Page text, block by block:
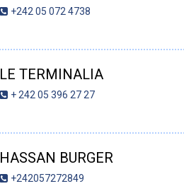
+242 05 072 4738
LE TERMINALIA
+ 242 05 396 27 27
HASSAN BURGER
+242057272849